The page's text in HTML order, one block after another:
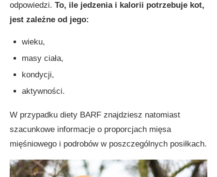
odpowiedzi. To, ile jedzenia i kalorii potrzebuje kot,
jest zależne od jego:
wieku,
masy ciała,
kondycji,
aktywności.
W przypadku diety BARF znajdziesz natomiast
szacunkowe informacje o proporcjach mięsa
mięśniowego i podrobów w poszczególnych posiłkach.